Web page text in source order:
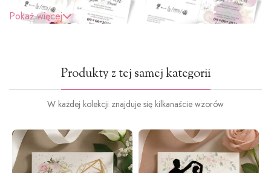
Pokaż więcej
Produkty z tej samej kategorii
W każdej kolekcji znajduje się kilkanaście wzorów